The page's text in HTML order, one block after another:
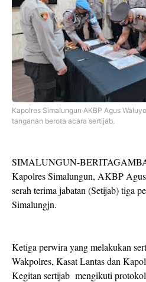
Kapolres Simalungun AKBP Agus
tanganan berota acara sertijab.
SIMALUNGUN-
Kapolres Simalungun, AKBP
serah terima jabatan (Setijab) tiga
Simalungjn.
Ketiga perwira yang melakukan
Wakpolres, Kasat Lantas dan
Kegitan sertijab mengikuti